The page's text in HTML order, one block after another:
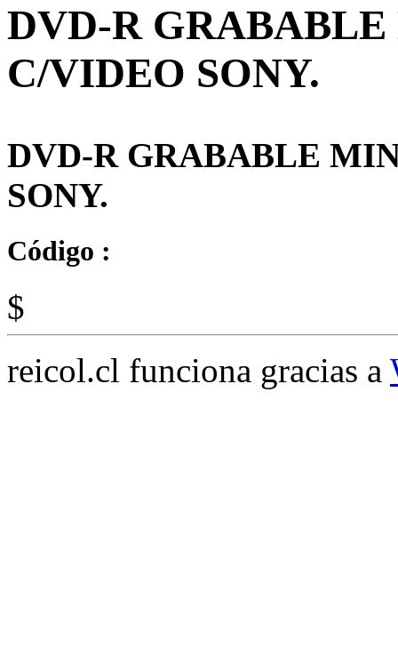
DVD-R
C/VIDEO SONY.
DVD-R GRABABLE
SONY.
Código :
$
reicol.cl funciona gracias a